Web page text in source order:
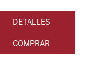
DETALLES
COMPRAR